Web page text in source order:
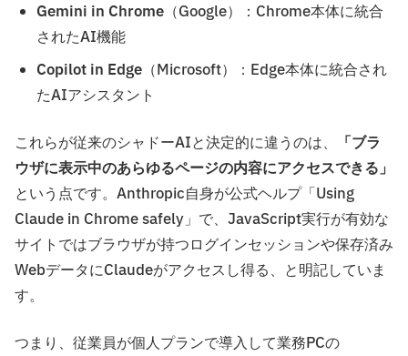
Gemini in Chrome （Google）：Chrome本体に統合
されたAI機能
Copilot in Edge （Microsoft）：Edge本体に統合され
たAIアシスタント
これらが従来のシャドーAIと決定的に違うのは、
「ブラ
ウザに表示中のあらゆるページの内容にアクセスできる」
という点です。Anthropic自身が公式ヘルプ「Using
Claude in Chrome safely」で、JavaScript実行が有効な
サイトではブラウザが持つログインセッションや保存済み
WebデータにClaudeがアクセスし得る、と明記していま
す。
つまり、従業員が個人プランで導入して業務PCの